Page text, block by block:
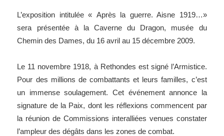
L’exposition intitulée « Après la guerre. Aisne 1919…»
sera présentée à
la Caverne du Dragon, musée du
Chemin des Dames, du 16 avril au 15 décembre 2009.
Le 11 novembre 1918, à Rethondes est signé l’Armistice.
Pour des millions de combattants et leurs familles, c’est
un immense soulagement. Cet événement annonce la
signature de la Paix, dont les réflexions commencent par
la réunion de Commissions interalliées venues constater
l’ampleur des dégâts dans les zones de combat.